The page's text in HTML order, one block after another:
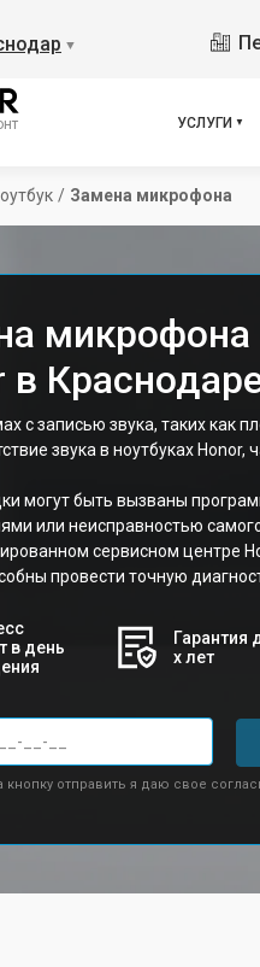
▼
УСЛУГИ
/ Замена микрофона
микрофона
в
с записью звука, таких как
звука в ноутбуках Honor,
могут быть вызваны
или неисправностью
сервисном центре
провести точную
в день
Гарантия
х лет
кнопку отправить я даю свое